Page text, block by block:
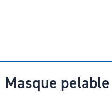
Masque